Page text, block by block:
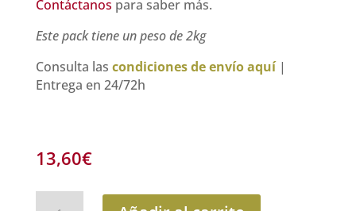
Contáctanos para saber más.
Este pack tiene un peso de 2kg
Consulta las condiciones de envío aquí |
Entrega en 24/72h
13,60€